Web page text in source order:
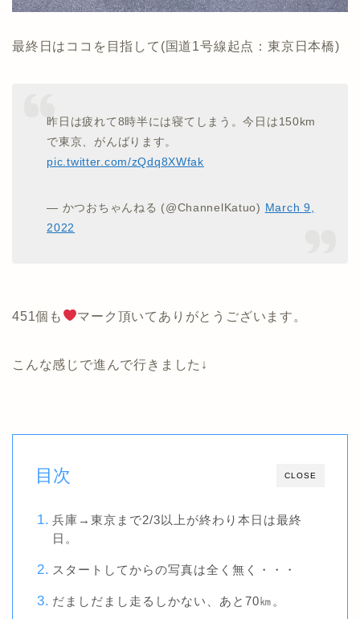
最終日はココを目指して(国道1号線起点：東京日本橋)
昨日は疲れて8時半には寝てしまう。今日は150km
で東京、がんばります。
pic.twitter.com/zQdq8XWfak
— かつおちゃんねる (@ChannelKatuo) March 9,
2022
451個も マーク頂いてありがとうございます。
こんな感じで進んで行きました↓
CLOSE
目次
兵庫→東京まで2/3以上が終わり本日は最終
日。
スタートしてからの写真は全く無く・・・
だましだまし走るしかない、あと70㎞。